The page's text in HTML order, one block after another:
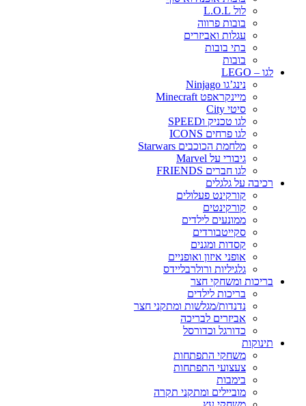
לול L.O.L
בובות פרווה
עגלות ואביזרים
בתי בובות
בובות
לגו – LEGO
נינג’גו Ninjago
מיינקראפט Minecraft
סיטי City
לגו טכניק וSPEED
לגו פרחים ICONS
מלחמת הכוכבים Starwars
גיבורי על Marvel
לגו חברים FRIENDS
רכיבה על גלגלים
קורקינט פעלולים
קורקינטים
ממונעים לילדים
סקייטבורדים
קסדות ומגנים
אופני איזון ואופניים
גלגיליות ורולרבליידס
בריכות ומשחקי חצר
בריכות לילדים
נדנדות/מגלשות ומתקני חצר
אביזרים לבריכה
כדורגל וכדורסל
תינוקות
משחקי התפתחות
צעצועי התפתחות
בימבות
מוביילים ומתקני תקרה